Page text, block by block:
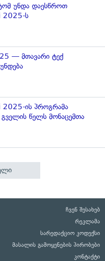
უნდა დაესწროთ
2025-ს
— მთავარი ტექ
ის პროგრამა
წელს მონაცემთა
ჩვენ შესახებ
რეკლამა
სარედაქციო კოდექსი
მასალის გამოყენების პირობები
კონტაქტი